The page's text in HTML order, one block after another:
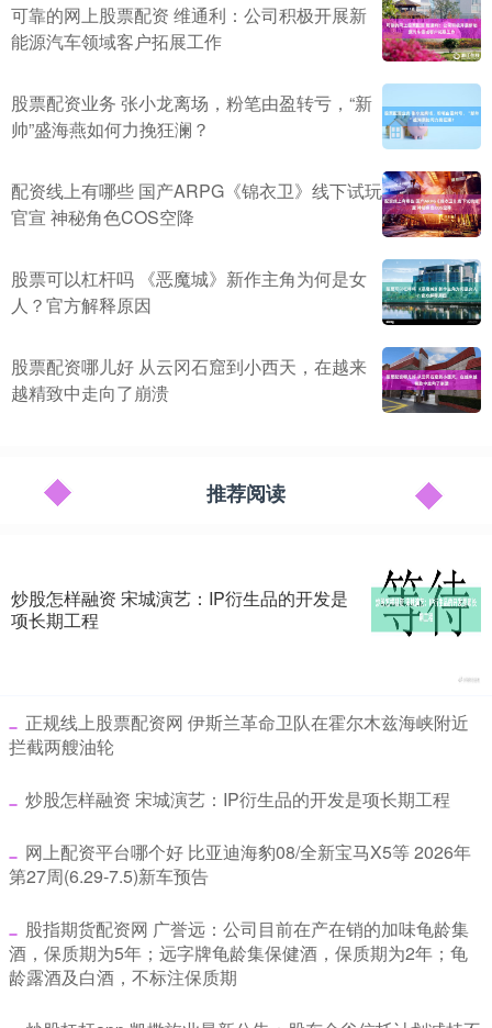
可靠的网上股票配资 维通利：公司积极开展新
能源汽车领域客户拓展工作
股票配资业务 张小龙离场，粉笔由盈转亏，“新
帅”盛海燕如何力挽狂澜？
配资线上有哪些 国产ARPG《锦衣卫》线下试玩
官宣 神秘角色COS空降
股票可以杠杆吗 《恶魔城》新作主角为何是女
人？官方解释原因
股票配资哪儿好 从云冈石窟到小西天，在越来
越精致中走向了崩溃
推荐阅读
炒股怎样融资 宋城演艺：IP衍生品的开发是
项长期工程
​正规线上股票配资网 伊斯兰革命卫队在霍尔木兹海峡附近
拦截两艘油轮
​炒股怎样融资 宋城演艺：IP衍生品的开发是项长期工程
​网上配资平台哪个好 比亚迪海豹08/全新宝马X5等 2026年
第27周(6.29-7.5)新车预告
​股指期货配资网 广誉远：公司目前在产在销的加味龟龄集
酒，保质期为5年；远字牌龟龄集保健酒，保质期为2年；龟
龄露酒及白酒，不标注保质期